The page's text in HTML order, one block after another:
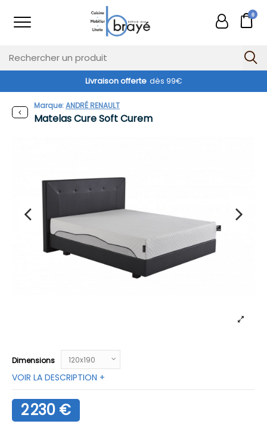
0
Livraison offerte dès 99€
Matelas Cure Soft Curem
Marque:ANDRÉ RENAULT
Dimensions
VOIR LA DESCRIPTION +
2 230 €